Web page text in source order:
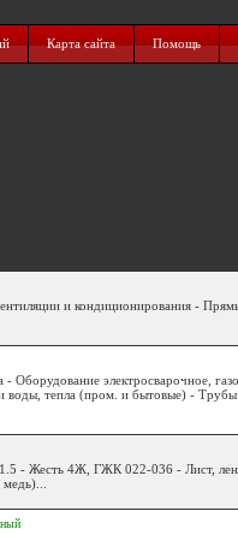
Карта сайта Помощь
и кондиционирования -
Оборудование электросварочное,
воды, тепла (пром. и бытовые) -
- Жесть 4Ж, ГЖК 022-036 - Лист,